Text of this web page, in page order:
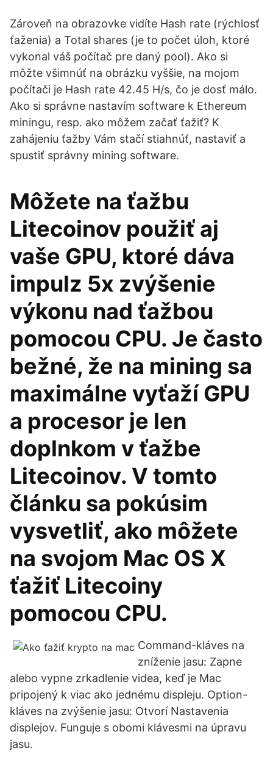
Zároveň na obrazovke vidíte Hash rate (rýchlosť
ťaženia) a Total shares (je to počet úloh, ktoré
vykonal váš počítač pre daný pool). Ako si
môžte všimnúť na obrázku vyššie, na mojom
počítači je Hash rate 42.45 H/s, čo je dosť málo.
Ako si správne nastavím software k Ethereum
miningu, resp. ako môžem začať ťažiť? K
zahájeniu ťažby Vám stačí stiahnúť, nastaviť a
spustiť správny mining software.
Môžete na ťažbu
Litecoinov použiť aj
vaše GPU, ktoré dáva
impulz 5x zvýšenie
výkonu nad ťažbou
pomocou CPU. Je často
bežné, že na mining sa
maximálne vyťaží GPU
a procesor je len
doplnkom v ťažbe
Litecoinov. V tomto
článku sa pokúsim
vysvetliť, ako môžete
na svojom Mac OS X
ťažiť Litecoiny
pomocou CPU.
Command-kláves na
zníženie jasu: Zapne
alebo vypne zrkadlenie videa, keď je Mac
pripojený k viac ako jednému displeju. Option-
kláves na zvýšenie jasu: Otvorí Nastavenia
displejov. Funguje s obomi klávesmi na úpravu
jasu.